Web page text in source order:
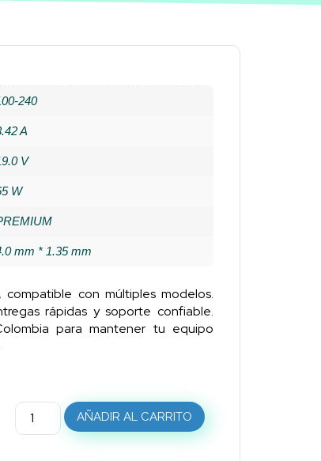
240
A
V
W
mm * 1.35 mm
, compatible con múltiples modelos.
rápidas y soporte confiable.
para mantener tu equipo
AÑADIR AL CARRITO